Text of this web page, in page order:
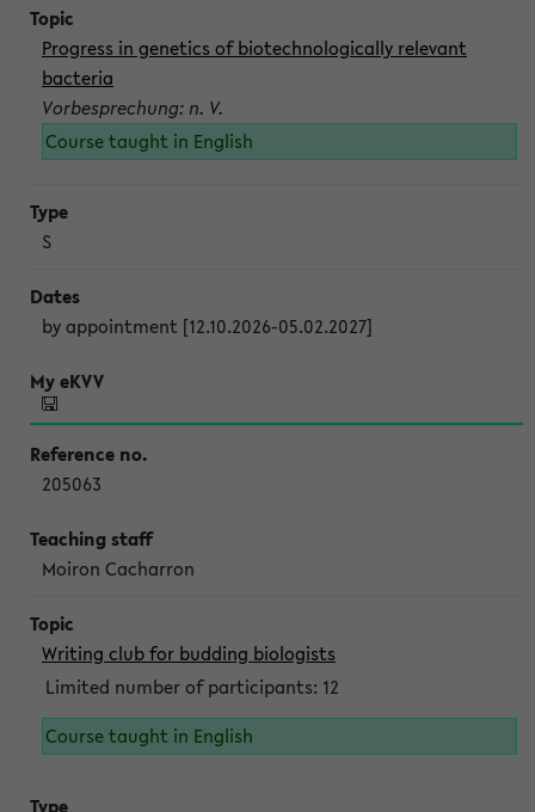
Progress in genetics of biotechnologically relevant
bacteria
Vorbesprechung: n. V.
Course taught in English
S
by appointment [12.10.2026-05.02.2027]
205063
Moiron Cacharron
Writing club for budding biologists
Limited number of participants: 12
Course taught in English